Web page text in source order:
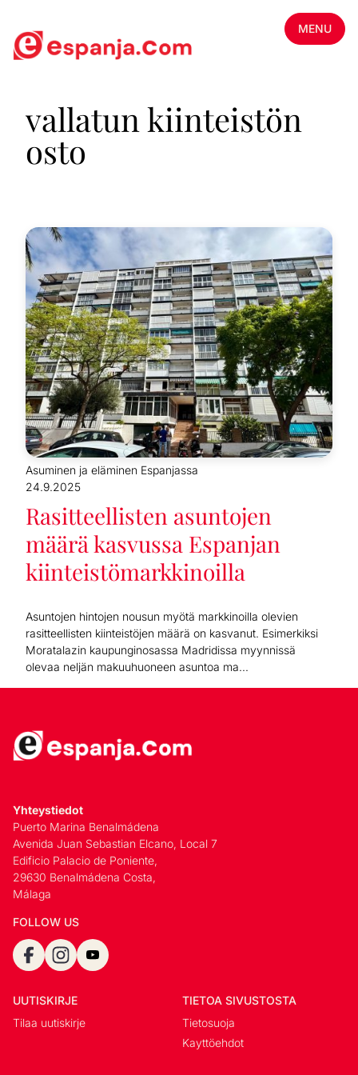
MENU
vallatun kiinteistön
osto
Asuminen ja eläminen Espanjassa
24.9.2025
Rasitteellisten asuntojen
määrä kasvussa Espanjan
kiinteistömarkkinoilla
Asuntojen hintojen nousun myötä markkinoilla olevien
rasitteellisten kiinteistöjen määrä on kasvanut. Esimerkiksi
Moratalazin kaupunginosassa Madridissa myynnissä
olevaa neljän makuuhuoneen asuntoa ma...
Yhteystiedot
Puerto Marina Benalmádena
Avenida Juan Sebastian Elcano, Local 7
Edificio Palacio de Poniente,
29630 Benalmádena Costa,
Málaga
FOLLOW US
UUTISKIRJE
Tilaa uutiskirje
TIETOA SIVUSTOSTA
Tietosuoja
Kayttöehdot